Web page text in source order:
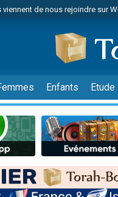
viennent de nous rejoindre sur
viennent de faire un don
places pour étudier en groupe
musiques dans Torah-Box
son Maasser
de demander la récitation d'un
musiques dans Torah-Box
viennent de nous rejoindre sur
viennent de nous rejoindre sur
son Maasser
Enfants Etude